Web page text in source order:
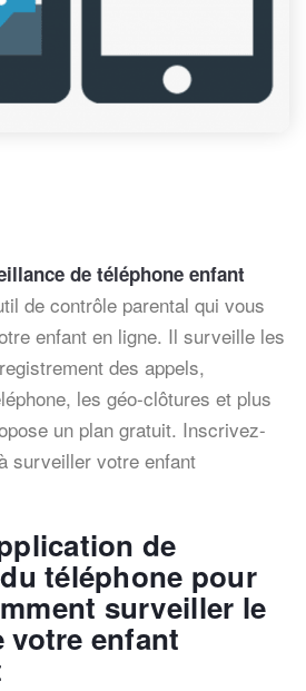
de téléphone enfant
de contrôle parental qui vous
enfant en ligne. Il surveille les
des appels,
les géo-clôtures et plus
un plan gratuit. Inscrivez-
surveiller votre enfant
de
téléphone pour
surveiller le
votre enfant